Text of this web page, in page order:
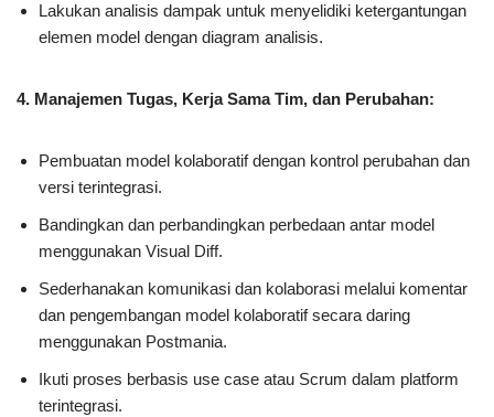
Lakukan analisis dampak untuk menyelidiki ketergantungan
elemen model dengan diagram analisis.
4. Manajemen Tugas, Kerja Sama Tim, dan Perubahan:
Pembuatan model kolaboratif dengan kontrol perubahan dan
versi terintegrasi.
Bandingkan dan perbandingkan perbedaan antar model
menggunakan Visual Diff.
Sederhanakan komunikasi dan kolaborasi melalui komentar
dan pengembangan model kolaboratif secara daring
menggunakan Postmania.
Ikuti proses berbasis use case atau Scrum dalam platform
terintegrasi.